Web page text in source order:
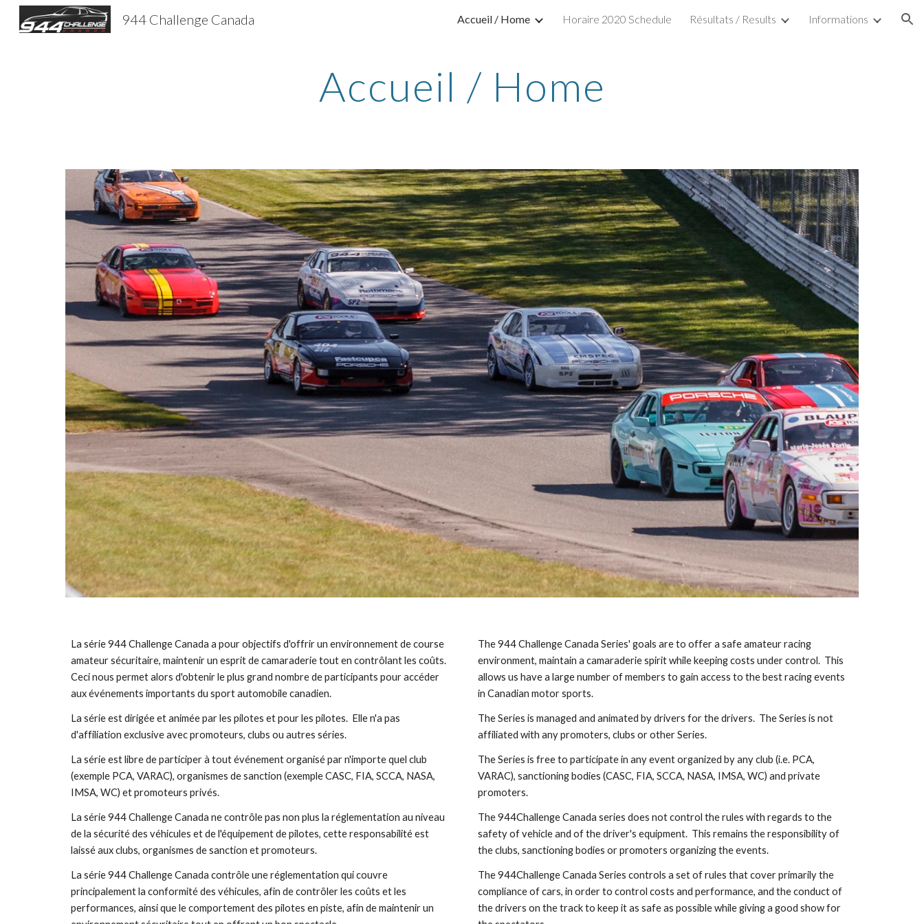
Skip to navigation
944 Challenge Canada Accueil / Home Horaire 2020 Schedule Résultats / Results Informations
Accueil / Home
La série 944 Challenge Canada a pour objectifs d'offrir un environnement de course
amateur sécuritaire, maintenir un esprit de camaraderie tout en contrôlant les coûts.
Ceci nous permet alors d'obtenir le plus grand nombre de participants pour accéder
aux événements importants du sport automobile canadien.
La série est dirigée et animée par les pilotes et pour les pilotes.  Elle n'a pas
d'affiliation exclusive avec promoteurs, clubs ou autres séries.
La série est libre de participer à tout événement organisé par n'importe quel club
(exemple PCA, VARAC), organismes de sanction (exemple CASC, FIA, SCCA, NASA,
IMSA, WC) et promoteurs privés.
La série 944 Challenge Canada ne contrôle pas non plus la réglementation au niveau
de la sécurité des véhicules et de l'équipement de pilotes, cette responsabilité est
laissé aux clubs, organismes de sanction et promoteurs.
La série 944 Challenge Canada contrôle une réglementation qui couvre
principalement la conformité des véhicules, afin de contrôler les coûts et les
performances, ainsi que le comportement des pilotes en piste, afin de maintenir un
The 944 Challenge Canada Series' goals are to offer a safe amateur racing
environment, maintain a camaraderie spirit while keeping costs under control.  This
allows us have a large number of members to gain access to the best racing events
in Canadian motor sports.
The Series is managed and animated by drivers for the drivers.  The Series is not
affiliated with any promoters, clubs or other Series.
The Series is free to participate in any event organized by any club (i.e. PCA,
VARAC), sanctioning bodies (CASC, FIA, SCCA, NASA, IMSA, WC) and private
promoters.
The 944Challenge Canada series does not control the rules with regards to the
safety of vehicle and of the driver's equipment.  This remains the responsibility of
the clubs, sanctioning bodies or promoters organizing the events.
The 944Challenge Canada Series controls a set of rules that cover primarily the
compliance of cars, in order to control costs and performance, and the conduct of
the drivers on the track to keep it as safe as possible while giving a good show for